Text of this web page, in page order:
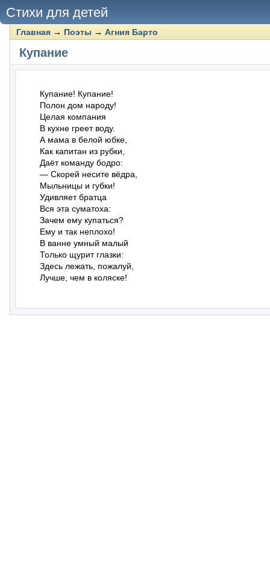
Стихи для детей
Главная → Поэты → Агния Барто
Купание
Купание! Купание!
Полон дом народу!
Целая компания
В кухне греет воду.
А мама в белой юбке,
Как капитан из рубки,
Даёт команду бодро:
— Скорей несите вёдра,
Мыльницы и губки!
Удивляет братца
Вся эта суматоха:
Зачем ему купаться?
Ему и так неплохо!
В ванне умный малый
Только щурит глазки:
Здесь лежать, пожалуй,
Лучше, чем в коляске!